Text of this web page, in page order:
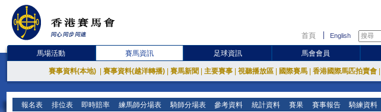
首頁 English
馬場活動 賽馬資訊 足球資訊 馬會會員
賽事資料(本地) 賽事資料(越洋轉播) 賽馬新聞 主要賽事 視聽播放區 國際賽馬 香港國際馬匹拍賣會
報名表 排位表 即時賠率 練馬師分場表 騎師分場表 參考資料 統計資料 賽果 賽事報告 騎練資料